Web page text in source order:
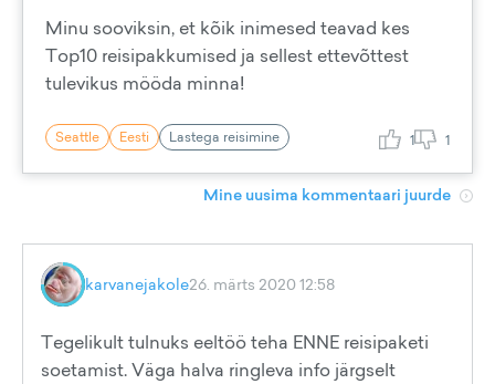
Minu sooviksin, et kõik inimesed teavad kes
Top10 reisipakkumised​ ja sellest ettevõttest
tulevikus mööda minna!
Seattle Eesti Lastega reisimine 1 1
Mine uusima kommentaari juurde
karvanejakole26. märts 2020 12:58
Tegelikult tulnuks eeltöö teha ENNE reisipaketi
soetamist. Väga halva ringleva info järgselt